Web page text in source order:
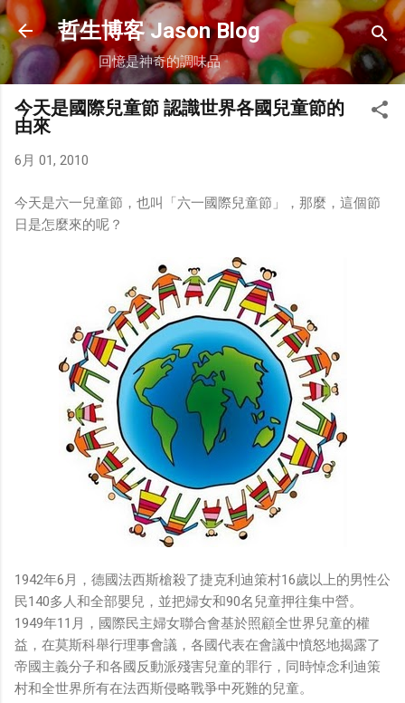
跳到主要內容
哲生博客 Jason Blog
回憶是神奇的調味品
今天是國際兒童節 認識世界各國兒童節的
由來
6月 01, 2010
今天是六一兒童節，也叫「六一國際兒童節」，那麼，這個節
日是怎麼來的呢？
1942年6月，德國法西斯槍殺了捷克利迪策村16歲以上的男性公
民140多人和全部嬰兒，並把婦女和90名兒童押往集中營。
1949年11月，國際民主婦女聯合會基於照顧全世界兒童的權
益，在莫斯科舉行理事會議，各國代表在會議中憤怒地揭露了
帝國主義分子和各國反動派殘害兒童的罪行，同時悼念利迪策
村和全世界所有在法西斯侵略戰爭中死難的兒童。